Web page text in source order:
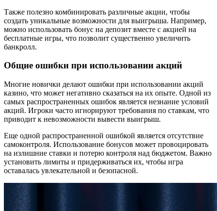
Также полезно комбинировать различные акции, чтобы
создать уникальные возможности для выигрыша. Например,
можно использовать бонус на депозит вместе с акцией на
бесплатные игры, что позволит существенно увеличить
банкролл.
Общие ошибки при использовании акций
Многие новички делают ошибки при использовании акций
казино, что может негативно сказаться на их опыте. Одной из
самых распространенных ошибок является незнание условий
акций. Игроки часто игнорируют требования по ставкам, что
приводит к невозможности вывести выигрыш.
Еще одной распространенной ошибкой является отсутствие
самоконтроля. Использование бонусов может провоцировать
на излишние ставки и потерю контроля над бюджетом. Важно
установить лимиты и придерживаться их, чтобы игра
оставалась увлекательной и безопасной.